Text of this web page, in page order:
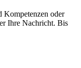
Kompetenzen oder
Ihre Nachricht. Bis